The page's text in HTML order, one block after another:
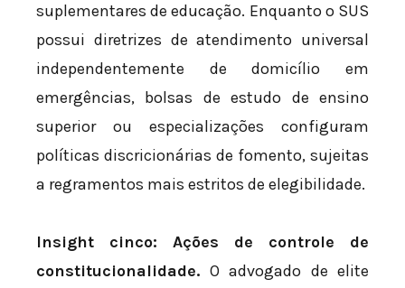
suplementares de educação. Enquanto o SUS
possui diretrizes de atendimento universal
independentemente de domicílio em
emergências, bolsas de estudo de ensino
superior ou especializações configuram
políticas discricionárias de fomento, sujeitas
a regramentos mais estritos de elegibilidade.
Insight cinco: Ações de controle de
constitucionalidade. O advogado de elite